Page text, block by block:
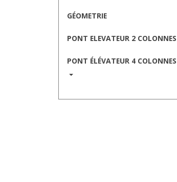
GÉOMETRIE
PONT ELEVATEUR 2 COLONNES
PONT ÉLÉVATEUR 4 COLONNES